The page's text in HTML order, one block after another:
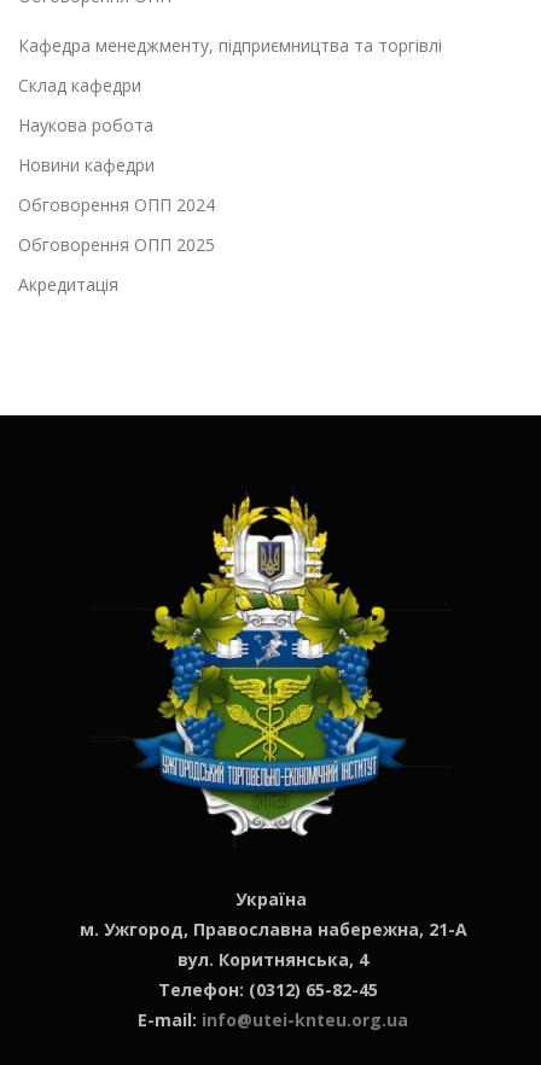
Кафедра менеджменту, підприємництва та торгівлі
Склад кафедри
Наукова робота
Новини кафедри
Обговорення ОПП 2024
Обговорення ОПП 2025
Акредитація
Україна
м. Ужгород, Православна набережна, 21-А
вул. Коритнянська, 4
Телефон: (0312) 65-82-45
E-mail: info@utei-knteu.org.ua